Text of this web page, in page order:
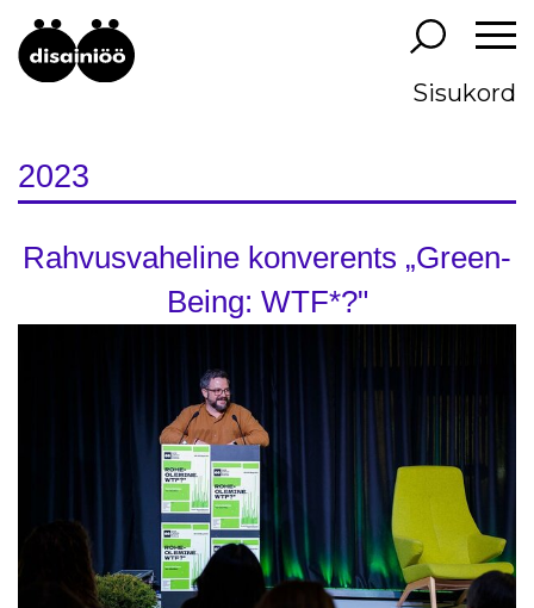
Sisukord
2023
Rahvusvaheline konverents „Green-
Being: WTF*?"